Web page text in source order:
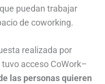
puedan trabajar
de coworking.
realizada por
acceso CoWork–
las personas quieren